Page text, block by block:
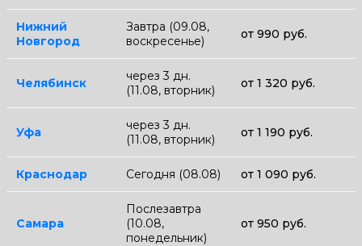
Нижний
Новгород
Завтра (09.08,
воскресенье)
от 990 руб.
Челябинск
через 3 дн.
(11.08, вторник)
от 1 320 руб.
Уфа
через 3 дн.
(11.08, вторник)
от 1 190 руб.
Краснодар Сегодня (08.08) от 1 090 руб.
Самара
Послезавтра
(10.08,
понедельник)
от 950 руб.